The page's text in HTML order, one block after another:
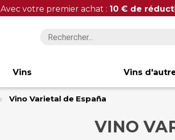
Avec votre premier achat : 10 € de
Vins Vins
Vino Varietal de España
VINO